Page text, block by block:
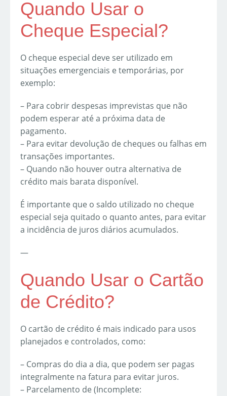
Quando Usar o
Cheque Especial?
O cheque especial deve ser utilizado em
situações emergenciais e temporárias, por
exemplo:
– Para cobrir despesas imprevistas que não
podem esperar até a próxima data de
pagamento.
– Para evitar devolução de cheques ou falhas em
transações importantes.
– Quando não houver outra alternativa de
crédito mais barata disponível.
É importante que o saldo utilizado no cheque
especial seja quitado o quanto antes, para evitar
a incidência de juros diários acumulados.
—
Quando Usar o Cartão
de Crédito?
O cartão de crédito é mais indicado para usos
planejados e controlados, como:
– Compras do dia a dia, que podem ser pagas
integralmente na fatura para evitar juros.
– Parcelamento de (Incomplete: